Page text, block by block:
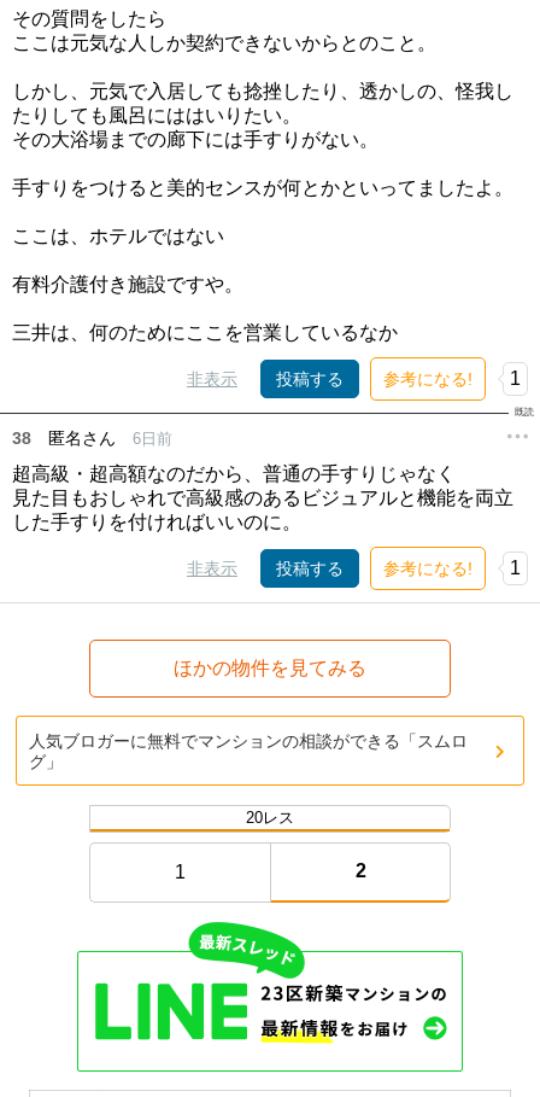
その質問をしたら
ここは元気な人しか契約できないからとのこと。
しかし、元気で入居しても捻挫したり、透かしの、怪我し
たりしても風呂にははいりたい。
その大浴場までの廊下には手すりがない。
手すりをつけると美的センスが何とかといってましたよ。
ここは、ホテルではない
有料介護付き施設ですや。
三井は、何のためにここを営業しているなか
非表示 投稿する 参考になる! 1
38 匿名さん 6日前
超高級・超高額なのだから、普通の手すりじゃなく
見た目もおしゃれで高級感のあるビジュアルと機能を両立
した手すりを付ければいいのに。
非表示 投稿する 参考になる! 1
ほかの物件を見てみる
人気ブロガーに無料でマンションの相談ができる「スムロ
グ」
20レス
1 2